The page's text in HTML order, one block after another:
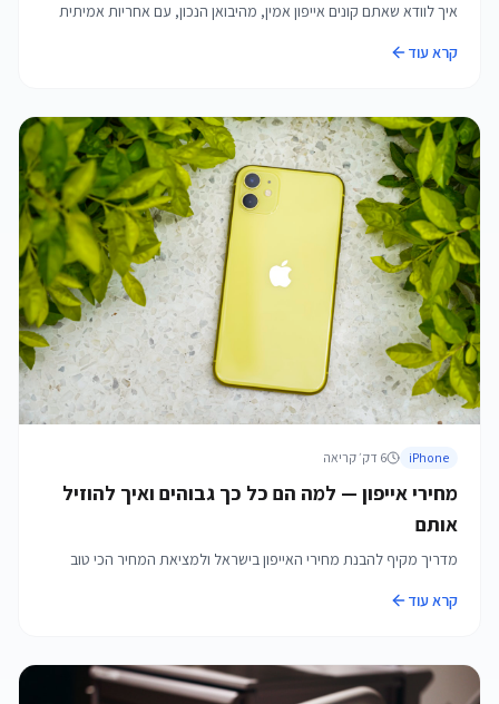
איך לוודא שאתם קונים אייפון אמין, מהיבואן הנכון, עם אחריות אמיתית
קרא עוד
iPhone
6 דק׳ קריאה
מחירי אייפון — למה הם כל כך גבוהים ואיך להוזיל
אותם
מדריך מקיף להבנת מחירי האייפון בישראל ולמציאת המחיר הכי טוב
קרא עוד